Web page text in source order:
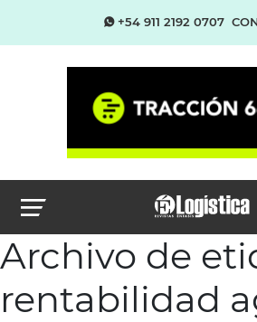
+54 911 2192 0707
Archivo de
rentabilidad